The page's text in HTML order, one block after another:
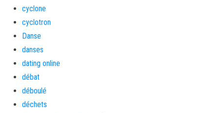
cyclone
cyclotron
Danse
danses
dating online
débat
déboulé
déchets